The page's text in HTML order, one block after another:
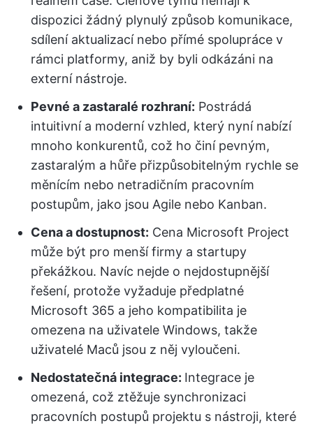
dispozici žádný plynulý způsob komunikace,
sdílení aktualizací nebo přímé spolupráce v
rámci platformy, aniž by byli odkázáni na
externí nástroje.
Pevné a zastaralé rozhraní: Postrádá
intuitivní a moderní vzhled, který nyní nabízí
mnoho konkurentů, což ho činí pevným,
zastaralým a hůře přizpůsobitelným rychle se
měnícím nebo netradičním pracovním
postupům, jako jsou Agile nebo Kanban.
Cena a dostupnost: Cena Microsoft Project
může být pro menší firmy a startupy
překážkou. Navíc nejde o nejdostupnější
řešení, protože vyžaduje předplatné
Microsoft 365 a jeho kompatibilita je
omezena na uživatele Windows, takže
uživatelé Maců jsou z něj vyloučeni.
Nedostatečná integrace: Integrace je
omezená, což ztěžuje synchronizaci
pracovních postupů projektu s nástroji, které